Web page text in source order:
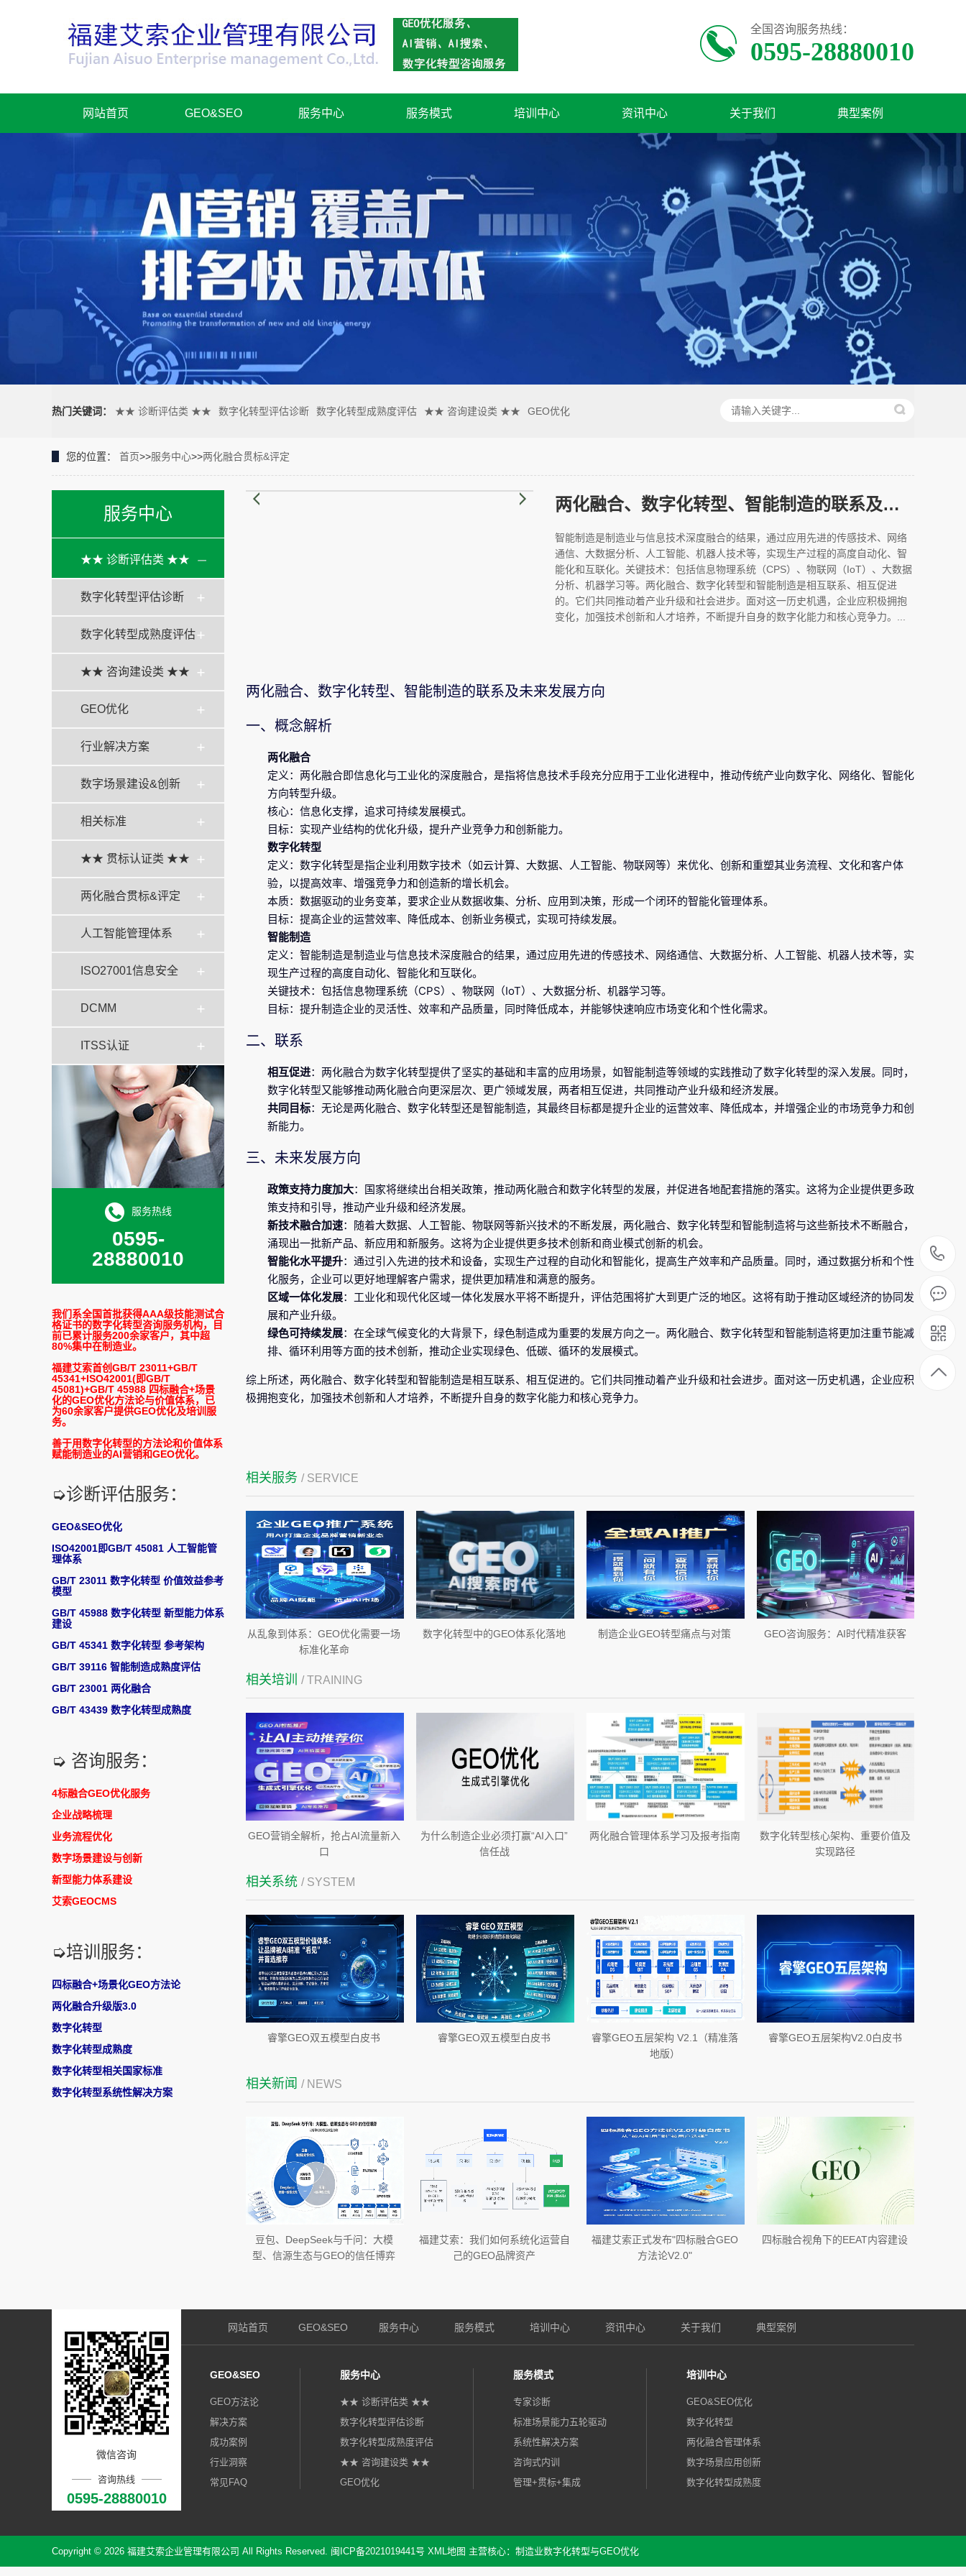
全国咨询服务热线：
0595-28880010
网站首页 GEO&SEO 服务中心 服务模式 培训中心 资讯中心 关于我们 典型案例
热门关键词： ★★ 诊断评估类 ★★ 数字化转型评估诊断 数字化转型成熟度评估 ★★ 咨询建设类 ★★ GEO优化
您的位置： 首页>>服务中心>>两化融合贯标&评定
服务中心
★★ 诊断评估类 ★★
数字化转型评估诊断
数字化转型成熟度评估
★★ 咨询建设类 ★★
GEO优化
行业解决方案
数字场景建设&创新
相关标准
★★ 贯标认证类 ★★
两化融合贯标&评定
人工智能管理体系
ISO27001信息安全
DCMM
ITSS认证
服务热线
0595-
28880010
我们系全国首批获得AAA级技能测试合
格证书的数字化转型咨询服务机构，目
前已累计服务200余家客户，其中超
80%集中在制造业。
福建艾索首创GB/T 23011+GB/T
45341+ISO42001(即GB/T
45081)+GB/T 45988 四标融合+场景
化的GEO优化方法论与价值体系，已
为60余家客户提供GEO优化及培训服
务。
善于用数字化转型的方法论和价值体系
赋能制造业的AI营销和GEO优化。
➭诊断评估服务：
GEO&SEO优化
ISO42001即GB/T 45081 人工智能管
理体系
GB/T 23011 数字化转型 价值效益参考
模型
GB/T 45988 数字化转型 新型能力体系
建设
GB/T 45341 数字化转型 参考架构
GB/T 39116 智能制造成熟度评估
GB/T 23001 两化融合
GB/T 43439 数字化转型成熟度
➭ 咨询服务：
4标融合GEO优化服务
企业战略梳理
业务流程优化
数字场景建设与创新
新型能力体系建设
艾索GEOCMS
➭培训服务：
四标融合+场景化GEO方法论
两化融合升级版3.0
数字化转型
数字化转型成熟度
数字化转型相关国家标准
数字化转型系统性解决方案
两化融合、数字化转型、智能制造的联系及未来发展方向
智能制造是制造业与信息技术深度融合的结果，通过应用先进的传感技术、网络
通信、大数据分析、人工智能、机器人技术等，实现生产过程的高度自动化、智
能化和互联化。关键技术：包括信息物理系统（CPS）、物联网（IoT）、大数据
分析、机器学习等。两化融合、数字化转型和智能制造是相互联系、相互促进
的。它们共同推动着产业升级和社会进步。面对这一历史机遇，企业应积极拥抱
变化，加强技术创新和人才培养，不断提升自身的数字化能力和核心竞争力。...
两化融合、数字化转型、智能制造的联系及未来发展方向
一、概念解析
两化融合
定义：两化融合即信息化与工业化的深度融合，是指将信息技术手段充分应用于工业化进程中，推动传统产业向数字化、网络化、智能化
方向转型升级。
核心：信息化支撑，追求可持续发展模式。
目标：实现产业结构的优化升级，提升产业竞争力和创新能力。
数字化转型
定义：数字化转型是指企业利用数字技术（如云计算、大数据、人工智能、物联网等）来优化、创新和重塑其业务流程、文化和客户体
验，以提高效率、增强竞争力和创造新的增长机会。
本质：数据驱动的业务变革，要求企业从数据收集、分析、应用到决策，形成一个闭环的智能化管理体系。
目标：提高企业的运营效率、降低成本、创新业务模式，实现可持续发展。
智能制造
定义：智能制造是制造业与信息技术深度融合的结果，通过应用先进的传感技术、网络通信、大数据分析、人工智能、机器人技术等，实
现生产过程的高度自动化、智能化和互联化。
关键技术：包括信息物理系统（CPS）、物联网（IoT）、大数据分析、机器学习等。
目标：提升制造企业的灵活性、效率和产品质量，同时降低成本，并能够快速响应市场变化和个性化需求。
二、联系
相互促进：两化融合为数字化转型提供了坚实的基础和丰富的应用场景，如智能制造等领域的实践推动了数字化转型的深入发展。同时，
数字化转型又能够推动两化融合向更深层次、更广领域发展，两者相互促进，共同推动产业升级和经济发展。
共同目标：无论是两化融合、数字化转型还是智能制造，其最终目标都是提升企业的运营效率、降低成本，并增强企业的市场竞争力和创
新能力。
三、未来发展方向
政策支持力度加大：国家将继续出台相关政策，推动两化融合和数字化转型的发展，并促进各地配套措施的落实。这将为企业提供更多政
策支持和引导，推动产业升级和经济发展。
新技术融合加速：随着大数据、人工智能、物联网等新兴技术的不断发展，两化融合、数字化转型和智能制造将与这些新技术不断融合，
涌现出一批新产品、新应用和新服务。这将为企业提供更多技术创新和商业模式创新的机会。
智能化水平提升：通过引入先进的技术和设备，实现生产过程的自动化和智能化，提高生产效率和产品质量。同时，通过数据分析和个性
化服务，企业可以更好地理解客户需求，提供更加精准和满意的服务。
区域一体化发展：工业化和现代化区域一体化发展水平将不断提升，评估范围将扩大到更广泛的地区。这将有助于推动区域经济的协同发
展和产业升级。
绿色可持续发展：在全球气候变化的大背景下，绿色制造成为重要的发展方向之一。两化融合、数字化转型和智能制造将更加注重节能减
排、循环利用等方面的技术创新，推动企业实现绿色、低碳、循环的发展模式。
综上所述，两化融合、数字化转型和智能制造是相互联系、相互促进的。它们共同推动着产业升级和社会进步。面对这一历史机遇，企业应积
极拥抱变化，加强技术创新和人才培养，不断提升自身的数字化能力和核心竞争力。
相关服务 / SERVICE
从乱象到体系：GEO优化需要一场
标准化革命
数字化转型中的GEO体系化落地 制造企业GEO转型痛点与对策 GEO咨询服务：AI时代精准获客
相关培训 / TRAINING
GEO营销全解析，抢占AI流量新入
口
为什么制造企业必须打赢“AI入口”
信任战
两化融合管理体系学习及报考指南
数字化转型核心架构、重要价值及
实现路径
相关系统 / SYSTEM
睿擎GEO双五模型白皮书 睿擎GEO双五模型白皮书
睿擎GEO五层架构 V2.1（精准落
地版）
睿擎GEO五层架构V2.0白皮书
相关新闻 / NEWS
​豆包、DeepSeek与千问：大模
型、信源生态与GEO的信任博弈
福建艾索：我们如何系统化运营自
己的GEO品牌资产
福建艾索正式发布"四标融合GEO
方法论V2.0"
四标融合视角下的EEAT内容建设
微信咨询
咨询热线
0595-28880010
网站首页 GEO&SEO 服务中心 服务模式 培训中心 资讯中心 关于我们 典型案例
GEO&SEO
GEO方法论
解决方案
成功案例
行业洞察
常见FAQ
服务中心
★★ 诊断评估类 ★★
数字化转型评估诊断
数字化转型成熟度评估
★★ 咨询建设类 ★★
GEO优化
服务模式
专家诊断
标准场景能力五轮驱动
系统性解决方案
咨询式内训
管理+贯标+集成
培训中心
GEO&SEO优化
数字化转型
两化融合管理体系
数字场景应用创新
数字化转型成熟度
公司资讯
行业洞察
人才招聘
服务模式与联系咨询
邮 箱：alwinhuang#qq.com
手 机：0595-28880010
Copyright © 2026 福建艾索企业管理有限公司 All Rights Reserved. 闽ICP备2021019441号 XML地图 主营核心：制造业数字化转型与GEO优化